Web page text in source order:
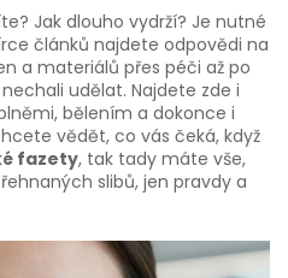
Jak dlouho vydrží? Je nutné
článků najdete odpovědi na
a materiálů přes péči až po
udělat. Najdete zde i
bělením a dokonce i
vědět, co vás čeká, když
fazety, tak tady máte vše,
slibů, jen pravdy a